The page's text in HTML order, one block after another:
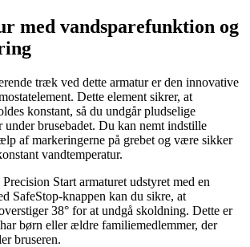
med vandsparefunktion og
træk ved dette armatur er den innovative
Dette element sikrer, at
konstant, så du undgår pludselige
brusebadet. Du kan nemt indstille
af markeringerne på grebet og være sikker
vandtemperatur.
Start armaturet udstyret med en
SafeStop-knappen kan du sikre, at
38° for at undgå skoldning. Dette er
børn eller ældre familiemedlemmer, der
bruseren.